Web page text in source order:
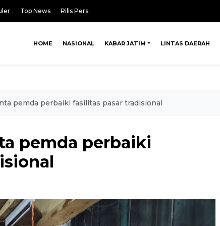
Top News Rilis Pers
HOME NASIONAL KABAR JATIM LINTAS DAERAH
pemda perbaiki fasilitas pasar tradisional
pemda perbaiki